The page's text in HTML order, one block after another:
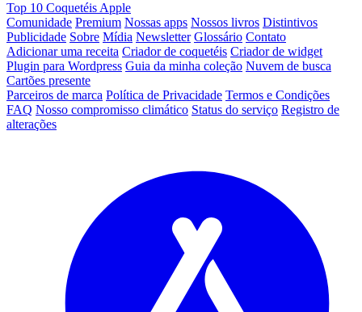
Top 10 Coquetéis Apple
Comunidade Premium Nossas apps Nossos livros Distintivos
Publicidade Sobre Mídia Newsletter Glossário Contato
Adicionar uma receita Criador de coquetéis Criador de widget
Plugin para Wordpress Guia da minha coleção Nuvem de busca
Cartões presente
Parceiros de marca Política de Privacidade Termos e Condições
FAQ Nosso compromisso climático Status do serviço Registro de
alterações